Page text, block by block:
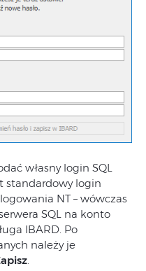
własny login SQL
standardowy login
NT – wówczas
SQL na konto
IBARD. Po
należy je
.